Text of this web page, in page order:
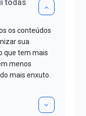
todas
os conteúdos
sua
que tem mais
menos
mais enxuto.